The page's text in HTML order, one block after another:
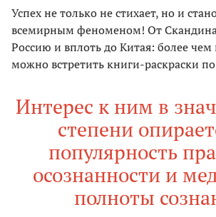
Успех не только не стихает, но и
всемирным феноменом! От
Россию и вплоть до Китая: более чем
можно встретить книги-раскраски
Интерес к ним в
степени
популярность
осознанности и
полноты